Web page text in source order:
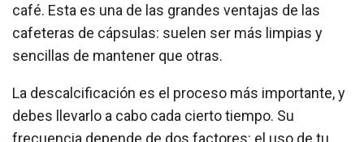
café. Esta es una de las grandes ventajas de las
cafeteras de cápsulas: suelen ser más limpias y
sencillas de mantener que otras.
La descalcificación es el proceso más importante, y
debes llevarlo a cabo cada cierto tiempo. Su
frecuencia depende de dos factores: el uso de tu